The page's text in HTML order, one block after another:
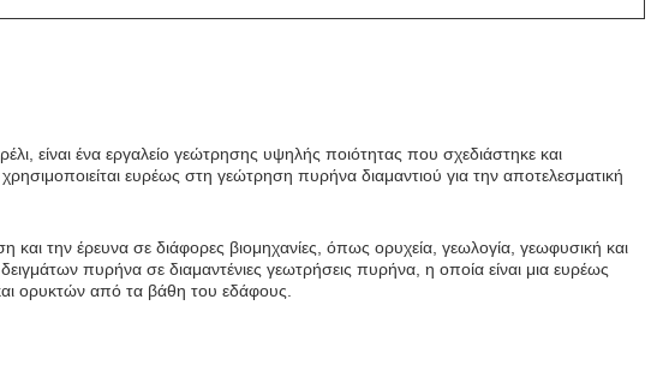
είναι ένα εργαλείο γεώτρησης υψηλής ποιότητας που σχεδιάστηκε και
ευρέως στη γεώτρηση πυρήνα διαμαντιού για την αποτελεσματική
και την έρευνα σε διάφορες βιομηχανίες, όπως ορυχεία, γεωλογία, γεωφυσική και
πυρήνα σε διαμαντένιες γεωτρήσεις πυρήνα, η οποία είναι μια ευρέως
ορυκτών από τα βάθη του εδάφους.